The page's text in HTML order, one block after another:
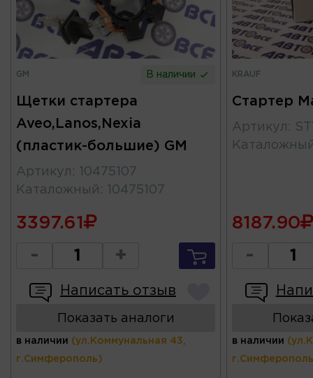
GM В наличии
Щетки стартера
Aveo,Lanos,Nexia
(пластик-большие) GM
Артикул :
10475107
Каталожный : 10475107
3397.61
- +
Написать отзыв
Показать аналоги
в наличии (ул.Коммунальная 43,
г.Симферополь)
KRAUF
Стартер
Артикул :
8187.90
-
в наличии